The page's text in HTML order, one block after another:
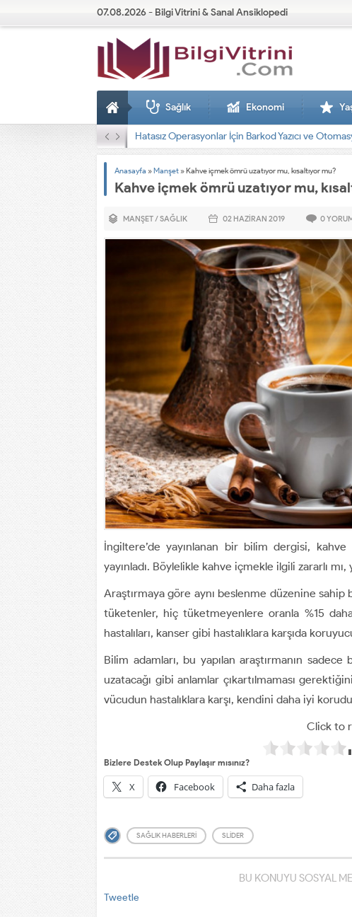
07.08.2026 - Bilgi Vitrini & Sanal Ansiklopedi
Sağlık Ekonomi
Dizel Jeneratörler
Anasayfa »Manşet »Kahve içmek ömrü uzatıyor mu, kısaltıyor mu?
Kahve içmek ömrü uzatıyor mu,
MANŞET/SAĞLIK 02 HAZIRAN 2019 0
İngiltere’de yayınlanan bir bilim dergisi, kahve
yayınladı. Böylelikle kahve içmekle ilgili zararlı
Araştırmaya göre aynı beslenme düzenine
tüketenler, hiç tüketmeyenlere oranla %15
hastalıları, kanser gibi hastalıklara karşıda
Bilim adamları, bu yapılan araştırmanın
uzatacağı gibi anlamlar çıkartılmaması
vücudun hastalıklara karşı, kendini daha iyi
Click to
Bizlere Destek Olup Paylaşır mısınız?
X Facebook Daha fazla
SAĞLIK HABERLERI SLIDER
BU KONUYU SOSYAL
Tweetle